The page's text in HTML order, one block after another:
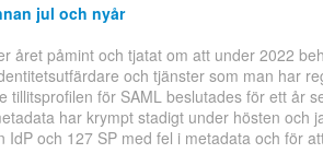
jul och nyår
året påmint och tjatat om att under 2022
och tjänster som man har
tillitsprofilen för SAML beslutades för ett år
har krympt stadigt under hösten och
och 127 SP med fel i metadata och för